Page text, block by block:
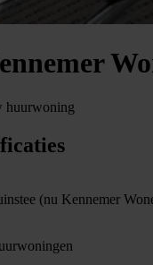
huurwoning
(nu Kennemer